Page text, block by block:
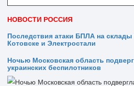
НОВОСТИ РОССИЯ
Последствия атаки БПЛА на
Котовске и Электростали
Ночью Московская область
украинских беспилотников